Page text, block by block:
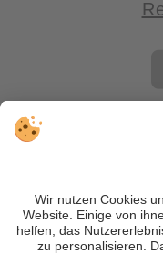
VIVOSüdtirol ist das
besuchen, sondern
tollen